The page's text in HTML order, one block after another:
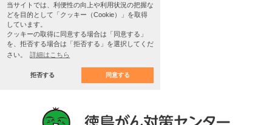
当サイトでは、利便性の向上や利用状況の把握な
どを目的として「クッキー（Cookie）」を取得
しています。
クッキーの取得に同意する場合は「同意する」
を、拒否する場合は「拒否する」を選択してくだ
さい。
詳細はこちら
拒否する 同意する